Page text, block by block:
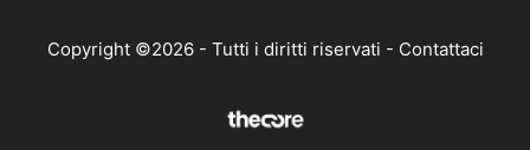
Copyright ©2026 - Tutti i diritti riservati - Contattaci